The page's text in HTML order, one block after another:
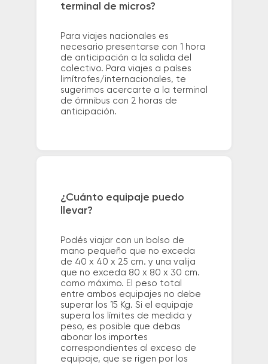
terminal de micros?
Para viajes nacionales es
necesario presentarse con 1 hora
de anticipación a la salida del
colectivo. Para viajes a países
limítrofes/internacionales, te
sugerimos acercarte a la terminal
de ómnibus con 2 horas de
anticipación.
¿Cuánto equipaje puedo
llevar?
Podés viajar con un bolso de
mano pequeño que no exceda
de 40 x 40 x 25 cm. y una valija
que no exceda 80 x 80 x 30 cm.
como máximo. El peso total
entre ambos equipajes no debe
superar los 15 Kg. Si el equipaje
supera los límites de medida y
peso, es posible que debas
abonar los importes
correspondientes al exceso de
equipaje, que se rigen por los